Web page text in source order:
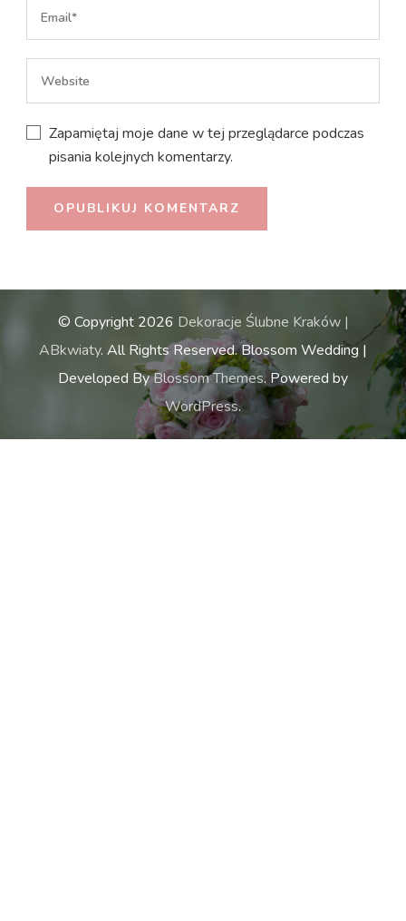
Zapamiętaj moje dane w tej przeglądarce podczas
pisania kolejnych komentarzy.
© Copyright 2026 Dekoracje Ślubne Kraków |
ABkwiaty. All Rights Reserved.Blossom Wedding |
Developed ByBlossom Themes. Powered by
WordPress.